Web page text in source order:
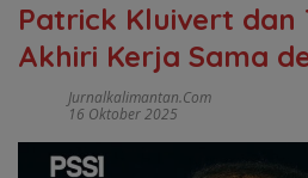
Patrick Kluivert dan
Akhiri Kerja Sama
Jurnalkalimantan.com
16 Oktober 2025